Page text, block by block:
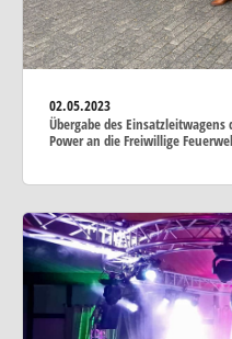
02.05.2023
Übergabe des
Power an die Freiwillige